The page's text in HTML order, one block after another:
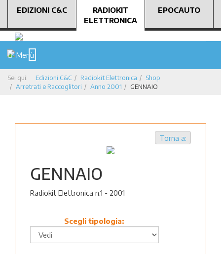
EDIZIONI C&C
RADIOKIT
ELETTRONICA
EPOCAUTO
Menù
Sei qui: Edizioni C&C Radiokit Elettronica
Shop
Arretrati e Raccoglitori
Anno 2001 GENNAIO
Torna a:
GENNAIO
Radiokit Elettronica n.1 - 2001
Scegli tipologia: